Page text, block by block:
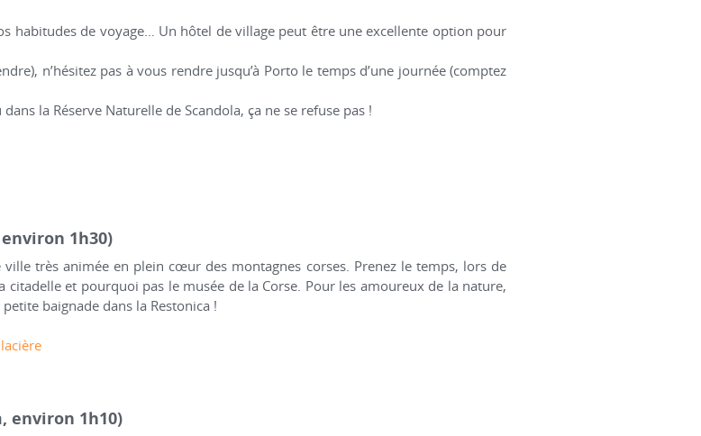
habitudes de voyage… Un hôtel de village peut être une excellente option pour
n’hésitez pas à vous rendre jusqu’à Porto le temps d’une journée (comptez
la Réserve Naturelle de Scandola, ça ne se refuse pas !
environ 1h30)
très animée en plein cœur des montagnes corses. Prenez le temps, lors de
citadelle et pourquoi pas le musée de la Corse. Pour les amoureux de la nature,
baignade dans la Restonica !
environ 1h10)